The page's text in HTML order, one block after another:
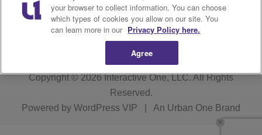
Closed Captioning
Copyright © 2026Interactive One, LLC. All Rights
Reserved.
Powered by WordPress VIP An Urban One Brand
your browser to collect information. You can choose
which types of cookies you allow on our site. You
can learn more in our Privacy Policy here.
Agree